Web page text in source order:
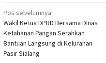
Navigasi
pos
Pos sebelumnya
Wakil Ketua DPRD Bersama Dinas
Ketahanan Pangan Serahkan
Bantuan Langsung di Kelurahan
Pasir Sialang